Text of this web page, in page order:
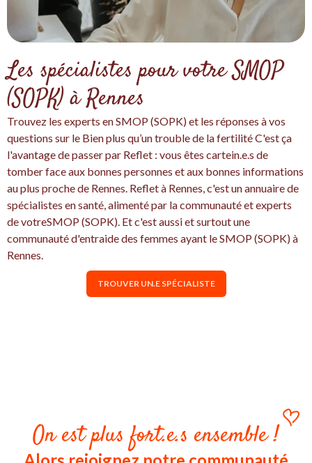
Les spécialistes pour votre SMOP
(SOPK) à Rennes
Trouvez les experts en SMOP (SOPK) et les réponses à vos
questions sur le Bien plus qu’un trouble de la fertilité C'est ça
l'avantage de passer par Reflet : vous êtes cartein.e.s de
tomber face aux bonnes personnes et aux bonnes informations
au plus proche de Rennes. Reflet à Rennes, c'est un annuaire de
spécialistes en santé, alimenté par la communauté et experts
de votreSMOP (SOPK). Et c'est aussi et surtout une
communauté d'entraide des femmes ayant le SMOP (SOPK) à
Rennes.
TROUVER UN.E SPÉCIALISTE
On est plus fort.e.s ensemble !